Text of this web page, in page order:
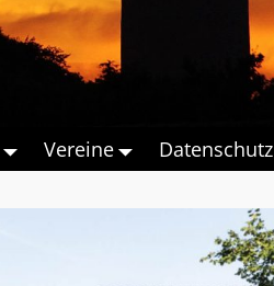
Vereine Datenschutz